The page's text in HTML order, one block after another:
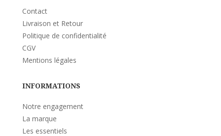
Contact
Livraison et Retour
Politique de confidentialité
CGV
Mentions légales
INFORMATIONS
Notre engagement
La marque
Les essentiels